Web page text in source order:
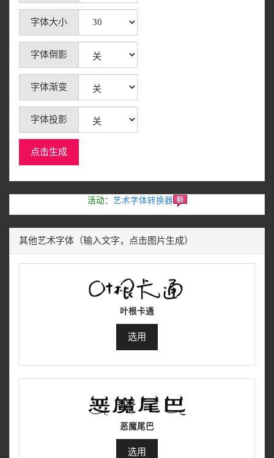
字体大小
字体倒影
字体渐变
字体投影
点击生成
活动 ： 艺术字体转换器
其他艺术字体（输入文字，点击图片生成）
叶根卡通
选用
恶魔尾巴
选用